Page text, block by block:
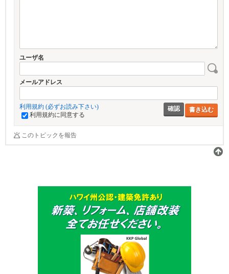
ユーザ名
メールアドレス
利用規約 (必ずお読み下さい)
利用規約に同意する
書き込む
このトピックを報告